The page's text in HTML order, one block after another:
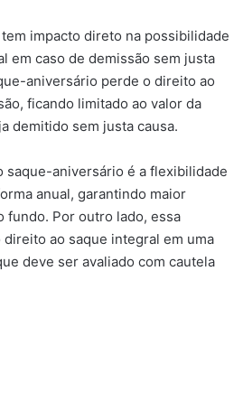
impacto direto na possibilidade
em caso de demissão sem justa
aniversário perde o direito ao
ficando limitado ao valor da
demitido sem justa causa.
saque-aniversário é a flexibilidade
anual, garantindo maior
fundo. Por outro lado, essa
ao saque integral em uma
deve ser avaliado com cautela